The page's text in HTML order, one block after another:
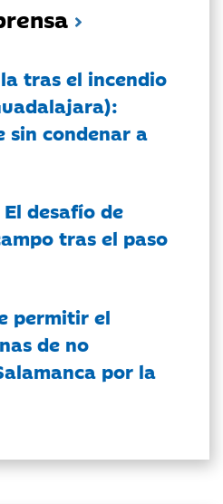
tras el incendio
sin condenar a
desafío de
tras el paso
permitir el
de no
por la